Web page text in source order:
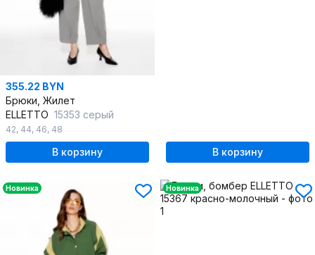
355.22 BYN
Брюки, Жилет
ELLETTO 15353 серый
42, 44, 46, 48
В корзину В корзину
Новинка Новинка